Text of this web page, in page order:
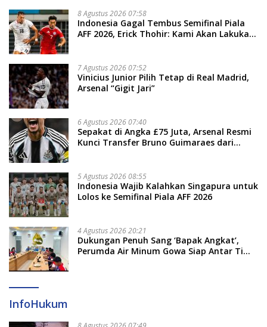
8 Agustus 2026 07:58
Indonesia Gagal Tembus Semifinal Piala
AFF 2026, Erick Thohir: Kami Akan Lakukan
7 Agustus 2026 07:52
Vinicius Junior Pilih Tetap di Real Madrid,
Arsenal “Gigit Jari”
6 Agustus 2026 07:40
Sepakat di Angka £75 Juta, Arsenal Resmi
Kunci Transfer Bruno Guimaraes dari
5 Agustus 2026 08:55
Indonesia Wajib Kalahkan Singapura untuk
Lolos ke Semifinal Piala AFF 2026
4 Agustus 2026 20:21
Dukungan Penuh Sang ‘Bapak Angkat’,
Perumda Air Minum Gowa Siap Antar Tim
InfoHukum